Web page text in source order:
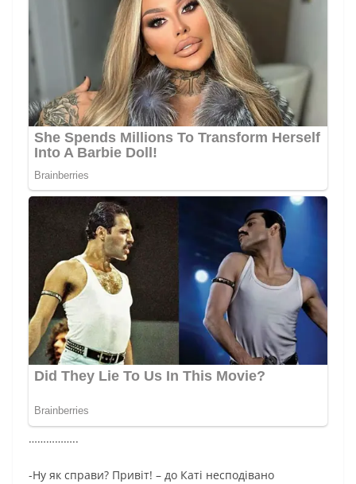
……………..
-Ну як справи? Привіт! – до Каті несподівано